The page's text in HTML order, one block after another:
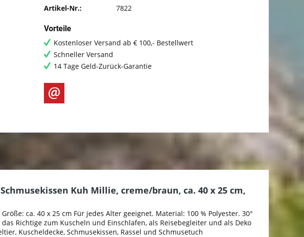
Artikel-Nr.: 7822
Vorteile
Kostenloser Versand ab € 100,- Bestellwert
Schneller Versand
14 Tage Geld-Zurück-Garantie
Kuh Millie, creme/braun, ca. 40 x 25 cm,
ca. 40 x 25 cm Für jedes Alter geeignet. Material: 100 % Polyester. 30°
Richtige zum Kuscheln und Einschlafen, als Reisebegleiter und als Deko
Kuscheldecke, Schmusekissen, Rassel und Schmusetuch